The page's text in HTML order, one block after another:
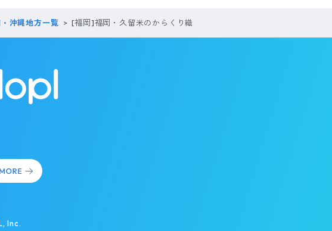
沖縄地方一覧 [福岡]福岡・久留米のからくり織
Inc.